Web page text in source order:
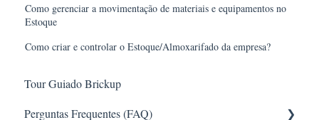
Como gerenciar a movimentação de materiais e equipamentos no
Estoque
Como criar e controlar o Estoque/Almoxarifado da empresa?
Tour Guiado Brickup
Perguntas Frequentes (FAQ)